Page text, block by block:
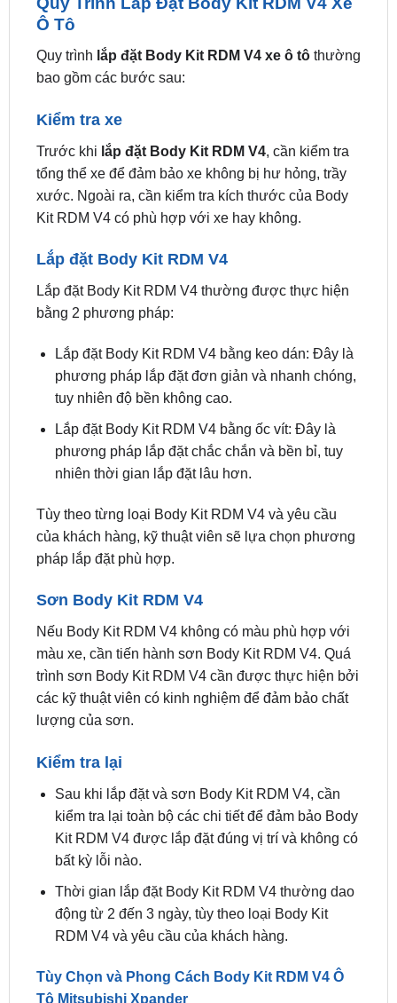
Quy trìnhlắp đặt Body Kit RDM V4 xe ô tôthường
bao gồm các bước sau:
Kiểm tra xe
tổng thể xe để đảm bảo xe không bị hư hỏng, trầy
xước. Ngoài ra, cần kiểm tra kích thước của Body
Kit RDM V4 có phù hợp với xe hay không.
Lắp đặt Body Kit RDM V4
bằng 2 phương pháp:
Lắp đặt Body Kit RDM V4 bằng keo dán: Đây là
tuy nhiên độ bền không cao.
Lắp đặt Body Kit RDM V4 bằng ốc vít: Đây là
phương pháp lắp đặt chắc chắn và bền bỉ, tuy
nhiên thời gian lắp đặt lâu hơn.
Tùy theo từng loại Body Kit RDM V4 và yêu cầu
pháp lắp đặt phù hợp.
Sơn Body Kit RDM V4
màu xe, cần tiến hành sơn Body Kit RDM V4. Quá
trình sơn Body Kit RDM V4 cần được thực hiện bởi
các kỹ thuật viên có kinh nghiệm để đảm bảo chất
lượng của sơn.
Kiểm tra lại
kiểm tra lại toàn bộ các chi tiết để đảm bảo Body
Kit RDM V4 được lắp đặt đúng vị trí và không có
bất kỳ lỗi nào.
Thời gian lắp đặt Body Kit RDM V4 thường dao
động từ 2 đến 3 ngày, tùy theo loại Body Kit
RDM V4 và yêu cầu của khách hàng.
Tùy Chọn và Phong Cách Body Kit RDM V4 Ô